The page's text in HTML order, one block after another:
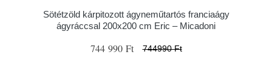
Sötétzöld kárpitozott ágyneműtartós franciaágy
ágyráccsal 200x200 cm Eric – Micadoni
744 990 Ft 744990 Ft